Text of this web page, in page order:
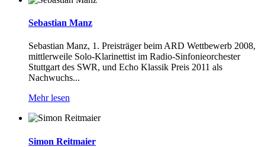
Sebastian Manz
Sebastian Manz, 1. Preisträger beim ARD Wettbewerb 2008,
mittlerweile Solo-Klarinettist im Radio-Sinfonieorchester
Stuttgart des SWR, und Echo Klassik Preis 2011 als
Nachwuchs...
Mehr lesen
Simon Reitmaier